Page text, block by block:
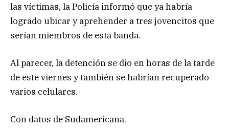
las víctimas, la Policía informó que ya habría
logrado ubicar y aprehender a tres jovencitos que
serían miembros de esta banda.
Al parecer, la detención se dio en horas de la tarde
de este viernes y también se habrían recuperado
varios celulares.
Con datos de Sudamericana.